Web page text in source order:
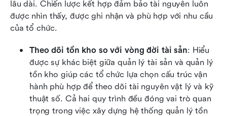
lâu dài. Chiến lược kết hợp đảm bảo tài nguyên luôn
được nhìn thấy, được ghi nhận và phù hợp với nhu cầu
của tổ chức.
Theo dõi tồn kho so với vòng đời tài sản: Hiểu
được sự khác biệt giữa quản lý tài sản và quản lý
tồn kho giúp các tổ chức lựa chọn cấu trúc vận
hành phù hợp để theo dõi tài nguyên vật lý và kỹ
thuật số. Cả hai quy trình đều đóng vai trò quan
trọng trong việc xây dựng hệ thống quản lý tồn